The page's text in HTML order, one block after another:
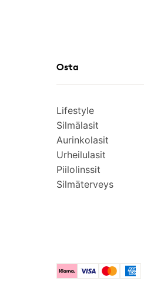
Osta
Lifestyle
Silmälasit
Aurinkolasit
Urheilulasit
Piilolinssit
Silmäterveys
KlarnaVisa Mastercard